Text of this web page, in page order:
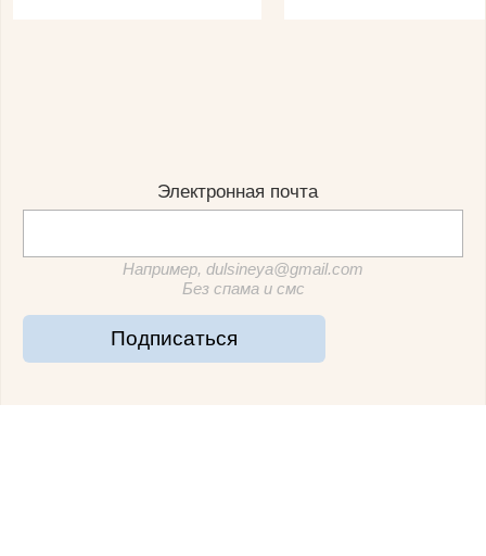
Электронная почта
Например, dulsineya@gmail.com
Без спама и смс
Подписаться